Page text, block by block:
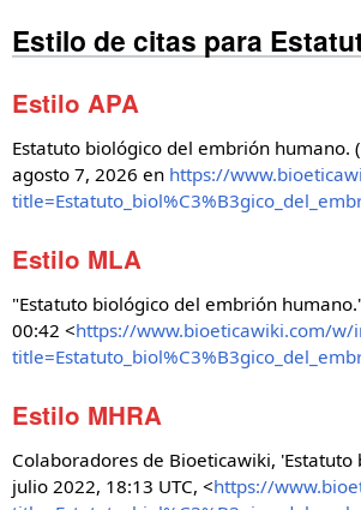
Estilo de citas para
Estilo APA
Estatuto biológico del embrión humano.
agosto 7, 2026 en https://
Estilo MLA
"Estatuto biológico del embrión
00:42 <https://www.bioeticawiki.com/w/
Estilo MHRA
Colaboradores de Bioeticawiki,
julio 2022, 18:13 UTC, <https://